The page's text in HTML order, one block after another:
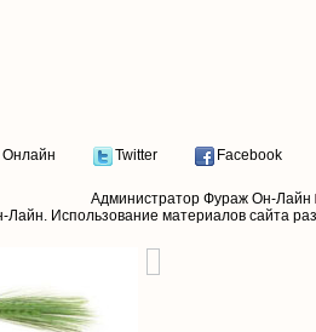
Онлайн Twitter Facebook
Администратор Фураж Он-Лайн
Лайн. Использование материалов сайта